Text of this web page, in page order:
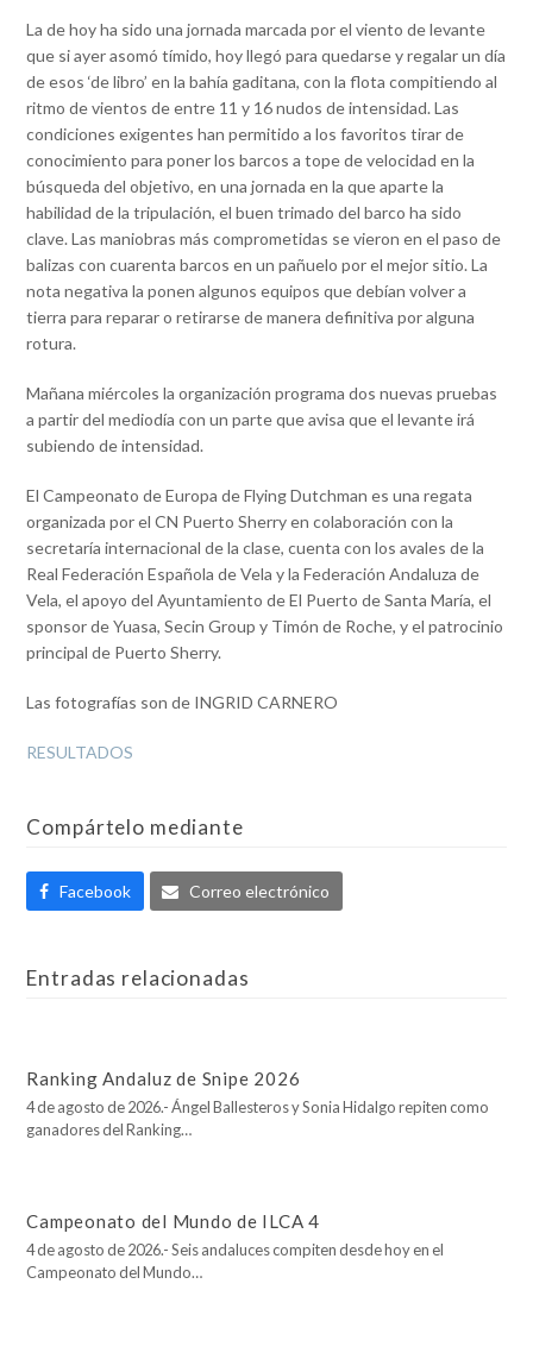
La de hoy ha sido una jornada marcada por el viento de levante
que si ayer asomó tímido, hoy llegó para quedarse y regalar un día
de esos ‘de libro’ en la bahía gaditana, con la flota compitiendo al
ritmo de vientos de entre 11 y 16 nudos de intensidad. Las
condiciones exigentes han permitido a los favoritos tirar de
conocimiento para poner los barcos a tope de velocidad en la
búsqueda del objetivo, en una jornada en la que aparte la
habilidad de la tripulación, el buen trimado del barco ha sido
clave. Las maniobras más comprometidas se vieron en el paso de
balizas con cuarenta barcos en un pañuelo por el mejor sitio. La
nota negativa la ponen algunos equipos que debían volver a
tierra para reparar o retirarse de manera definitiva por alguna
rotura.
Mañana miércoles la organización programa dos nuevas pruebas
a partir del mediodía con un parte que avisa que el levante irá
subiendo de intensidad.
El Campeonato de Europa de Flying Dutchman es una regata
organizada por el CN Puerto Sherry en colaboración con la
secretaría internacional de la clase, cuenta con los avales de la
Real Federación Española de Vela y la Federación Andaluza de
Vela, el apoyo del Ayuntamiento de El Puerto de Santa María, el
sponsor de Yuasa, Secin Group y Timón de Roche, y el patrocinio
principal de Puerto Sherry.
Las fotografías son de INGRID CARNERO
RESULTADOS
Compártelo mediante
Facebook Correo electrónico
Entradas relacionadas
Ranking Andaluz de Snipe 2026
4 de agosto de 2026.- Ángel Ballesteros y Sonia Hidalgo repiten como
ganadores del Ranking…
Campeonato del Mundo de ILCA 4
4 de agosto de 2026.- Seis andaluces compiten desde hoy en el
Campeonato del Mundo…